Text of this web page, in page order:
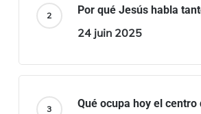
Por qué Jesús habla
24 juin 2025
Qué ocupa hoy el centro